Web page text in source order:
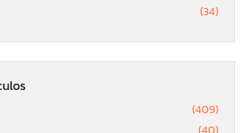
(34)
(409)